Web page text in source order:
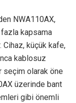
NWA110AX,
fazla kapsama
Cihaz, küçük kafe,
kablosuz
seçim olarak öne
üzerinde bant
gibi önemli